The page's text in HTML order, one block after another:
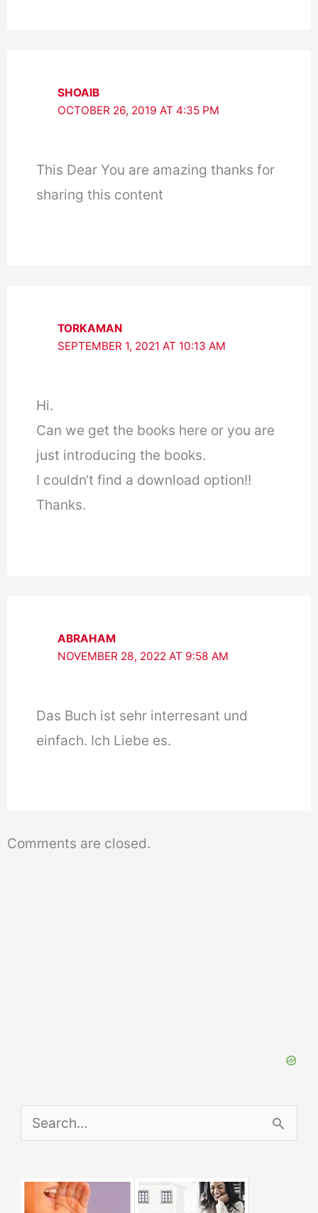
SHOAIB
OCTOBER 26, 2019 AT 4:35 PM
This Dear You are amazing thanks for
sharing this content
TORKAMAN
SEPTEMBER 1, 2021 AT 10:13 AM
Hi.
Can we get the books here or you are
just introducing the books.
I couldn‘t find a download option!!
Thanks.
ABRAHAM
NOVEMBER 28, 2022 AT 9:58 AM
Das Buch ist sehr interresant und
einfach. Ich Liebe es.
Comments are closed.
e